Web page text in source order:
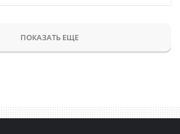
ПОКАЗАТЬ ЕЩЕ